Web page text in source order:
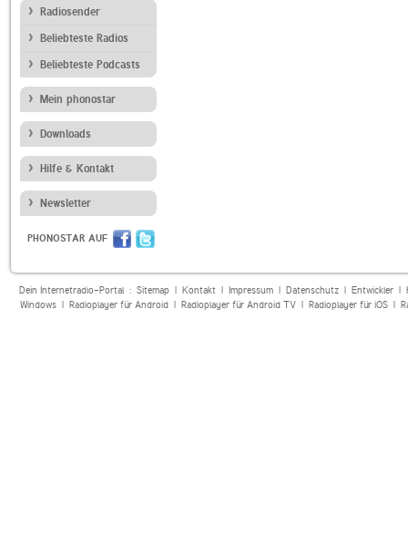
Radiosender
Beliebteste Radios
Beliebteste Podcasts
Mein phonostar
Downloads
Hilfe & Kontakt
Newsletter
PHONOSTAR AUF
Dein Internetradio-Portal : Sitemap| Kontakt| Impressum| Datenschutz| Entwickler|
Windows| Radioplayer für Android| Radioplayer für Android TV| Radioplayer für iOS|